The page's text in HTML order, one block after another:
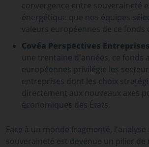
convergence entre souveraineté
énergétique que nos équipes
valeurs européennes de ce fonds
Covéa Perspectives
une trentaine d'années, ce fonds
européennes privilégie les
entreprises dont les choix
directement aux nouveaux axes
économiques des États.
Face à un monde fragmenté, l'analyse
souveraineté est devenue un pilier de